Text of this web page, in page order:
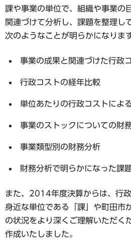
課や事業の単位で、組織や事業の
関連づけて分析し、課題を整理し
次のようなことが明らかになりま
事業の成果と関連づけた行政
行政コストの経年比較
単位あたりの行政コストによ
事業のストックについての財
事業類型別の財務分析
財務分析で明らかになった課
また、2014年度決算からは、行
身近な単位である「課」や町田市
の状況をより深くご理解いただく
作成いたしました。